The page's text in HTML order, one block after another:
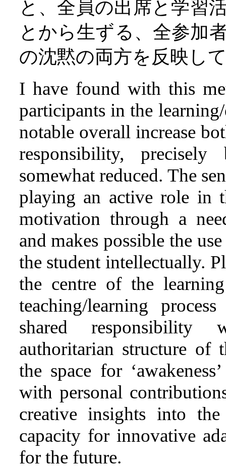
と、全員の出席と学習
とから生ずる、全参加
の沈黙の両方を反映し
I have found with this
participants in the
notable overall increase
responsibility,
somewhat reduced. The
playing an active role in
motivation through a
and makes possible the
the student intellectually.
the centre of the learning
teaching/learning
shared
authoritarian structure of
the space for
with personal
creative insights into
capacity for innovative
for the future.